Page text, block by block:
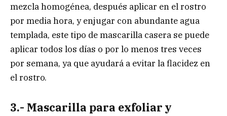
mezcla homogénea, después aplicar en el rostro
por media hora, y enjugar con abundante agua
templada, este tipo de mascarilla casera se puede
aplicar todos los días o por lo menos tres veces
por semana, ya que ayudará a evitar la flacidez en
el rostro.
3.- Mascarilla para exfoliar y